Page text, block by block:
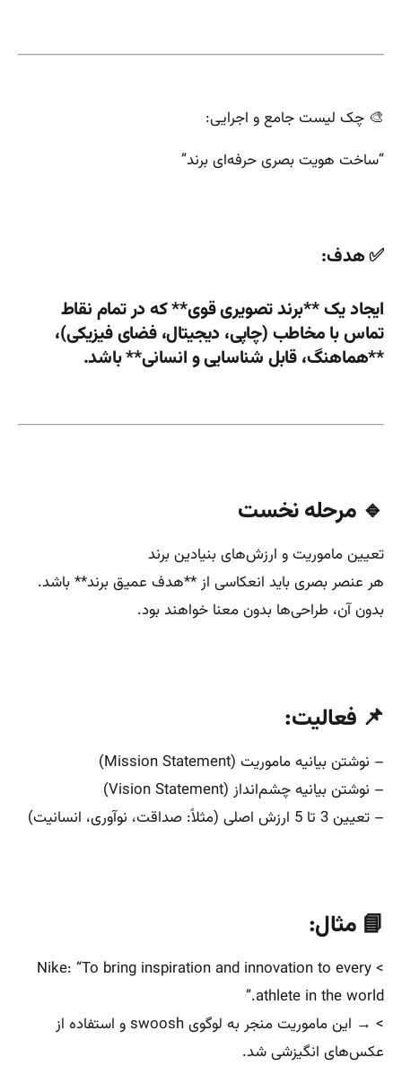
🎨 چک لیست جامع و اجرایی:
“ساخت هویت بصری حرفه‌ای برند”
✅ هدف:
ایجاد یک **برند تصویری قوی** که در تمام نقاط
تماس با مخاطب (چاپی، دیجیتال، فضای فیزیکی)،
**هماهنگ، قابل شناسایی و انسانی** باشد.
🔹 مرحله نخست
تعیین ماموریت و ارزش‌های بنیادین برند
هر عنصر بصری باید انعکاسی از **هدف عمیق برند** باشد.
بدون آن، طراحی‌ها بدون معنا خواهند بود.
📌 فعالیت:
– نوشتن بیانیه ماموریت (Mission Statement)
– نوشتن بیانیه چشم‌انداز (Vision Statement)
– تعیین 3 تا 5 ارزش اصلی (مثلاً: صداقت، نوآوری، انسانیت)
📘 مثال:
> Nike: “To bring inspiration and innovation to every
athlete in the world.”
> → این ماموریت منجر به لوگوی swoosh و استفاده از
عکس‌های انگیزشی شد.